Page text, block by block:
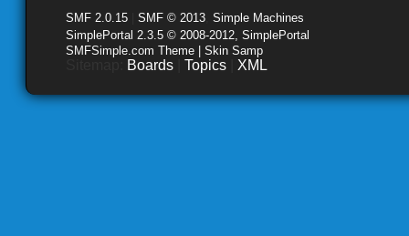
SMF 2.0.15 SMF © 2013 Simple Machines
SimplePortal 2.3.5 © 2008-2012, SimplePortal
SMFSimple.com Theme | Skin Samp
Boards Topics XML